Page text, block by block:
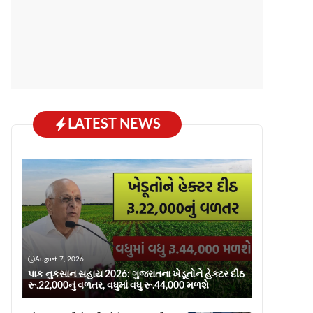
LATEST NEWS
August 7, 2026
પાક નુકસાન સહાય 2026: ગુજરાતના ખેડૂતોને હેક્ટર દીઠ
રૂ.22,000નું વળતર, વધુમાં વધુ રૂ.44,000 મળશે